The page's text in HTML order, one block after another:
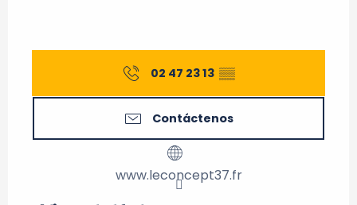
02 47 23 13 ▒▒
Contáctenos
www.leconcept37.fr